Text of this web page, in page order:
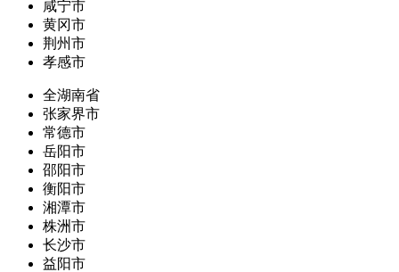
咸宁市
黄冈市
荆州市
孝感市
全湖南省
张家界市
常德市
岳阳市
邵阳市
衡阳市
湘潭市
株洲市
长沙市
益阳市